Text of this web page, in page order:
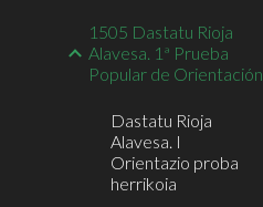
1505 Dastatu Rioja
Alavesa. 1ª Prueba
Popular de Orientación
Dastatu Rioja
Alavesa. I
Orientazio proba
herrikoia